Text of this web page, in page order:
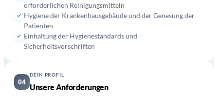
erforderlichen Reinigungsmitteln
Hygiene der Krankenhausgebäude und der Genesung der
Patienten
Einhaltung der Hygienestandards und
Sicherheitsvorschriften
04
DEIN PROFIL
Unsere Anforderungen